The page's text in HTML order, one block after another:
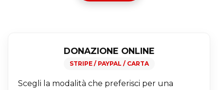
DONAZIONE ONLINE
STRIPE / PAYPAL / CARTA
Scegli la modalità che preferisci per una